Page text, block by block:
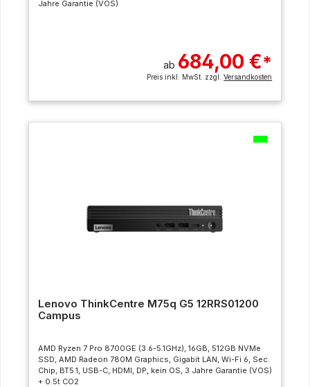
Jahre Garantie (VOS)
ab 684,00 €*
Preis inkl. MwSt. zzgl.Versandkosten
Lenovo ThinkCentre M75q G5 12RRS01200
Campus
AMD Ryzen 7 Pro 8700GE (3.6-5.1GHz), 16GB, 512GB NVMe
SSD, AMD Radeon 780M Graphics, Gigabit LAN, Wi-Fi 6, Sec.
Chip, BT5.1, USB-C, HDMI, DP, kein OS, 3 Jahre Garantie (VOS)
+ 0.5t CO2